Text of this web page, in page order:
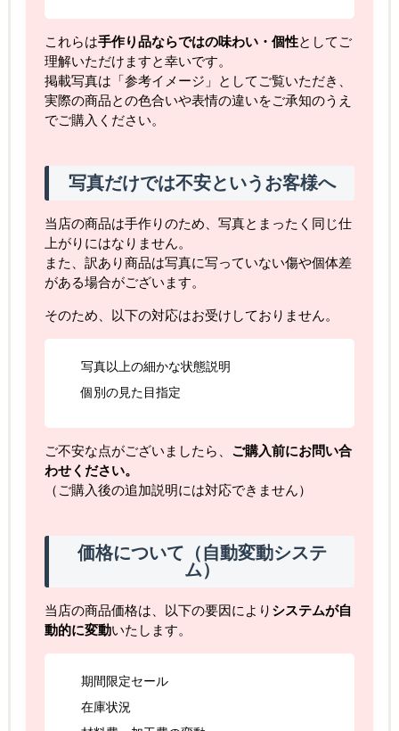
これらは手作り品ならではの味わい・個性としてご
理解いただけますと幸いです。
掲載写真は「参考イメージ」としてご覧いただき、
実際の商品との色合いや表情の違いをご承知のうえ
でご購入ください。
写真だけでは不安というお客様へ
当店の商品は手作りのため、写真とまったく同じ仕
上がりにはなりません。
また、訳あり商品は写真に写っていない傷や個体差
がある場合がございます。
そのため、以下の対応はお受けしておりません。
写真以上の細かな状態説明
個別の見た目指定
ご不安な点がございましたら、 ご購入前にお問い合
わせください。
（ご購入後の追加説明には対応できません）
価格について（自動変動システ
ム）
当店の商品価格は、以下の要因により システムが自
動的に変動いたします。
期間限定セール
在庫状況